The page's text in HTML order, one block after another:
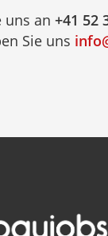
uns an +41 52
Sie uns